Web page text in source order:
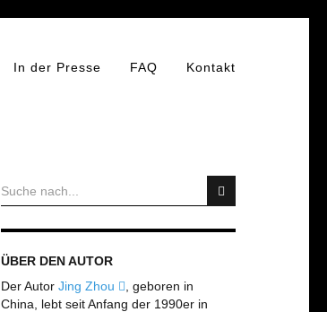
In der Presse FAQ Kontakt
ÜBER DEN AUTOR
Der Autor Jing Zhou
, geboren in
China, lebt seit Anfang der 1990er in